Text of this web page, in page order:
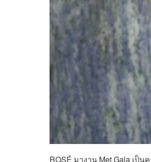
ROSÉ มางาน Met Gala เป็